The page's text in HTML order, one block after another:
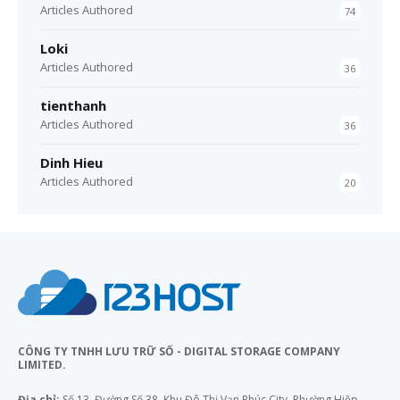
Articles Authored 74
Loki
Articles Authored 36
tienthanh
Articles Authored 36
Dinh Hieu
Articles Authored 20
CÔNG TY TNHH LƯU TRỮ SỐ - DIGITAL STORAGE COMPANY
LIMITED.